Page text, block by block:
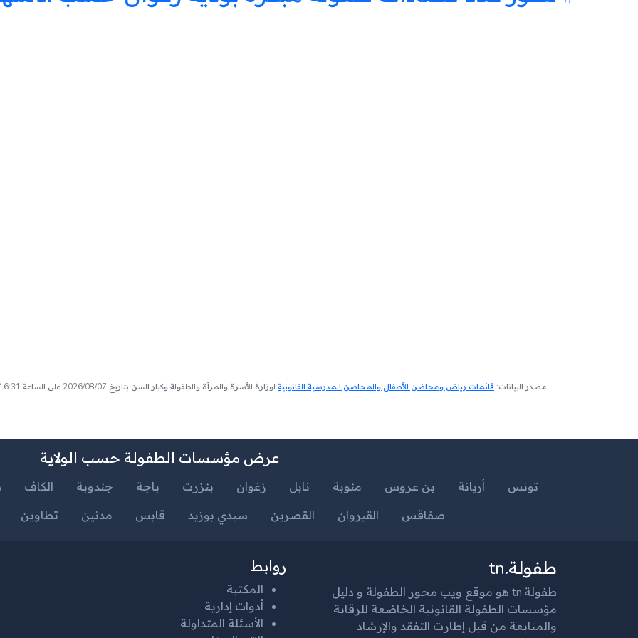
مصدر البيانات: قائمات رياض ومحاضن الأطفال والمحاضن المدرسية القانونية لوزارة الأسرة والمرأة والطفولة وكبار السن بتاريخ 2026/08/07 على الساعة 16:31
عرض مؤسسات الطفولة حسب الولاية
تونس أريانة بن عروس منوبة نابل زغوان بنزرت باجة جندوبة الكاف
صفاقس
القيروان القصرين سيدي بوزيد قابس مدنين تطاوين
طفولة.tn
طفولة.tn هو موقع ويب محور الطفولة و دليل
مؤسسات الطفولة القانونية الخاضعة للرقابة
والمتابعة من قبل إطارت التفقد والإرشاد
روابط
المكتبة
أدوات إدارية
الأسئلة المتداولة